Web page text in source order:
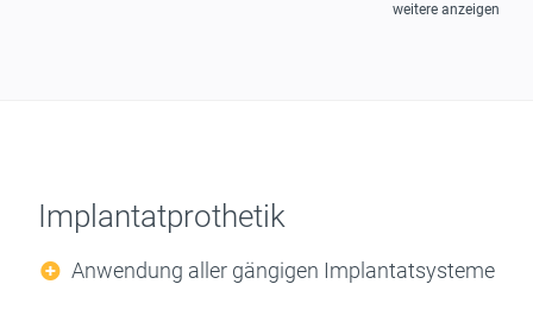
weitere anzeigen
Implantatprothetik
Anwendung aller gängigen Implantatsysteme